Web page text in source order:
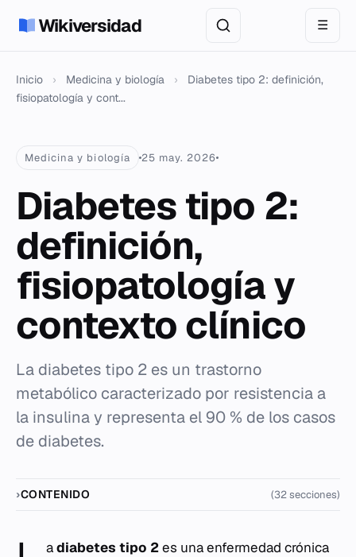
Wikiversidad ☰
Inicio › Medicina y biología ›
Diabetes tipo 2: definición,
fisiopatología y cont...
Medicina y biología 25 may. 2026
Diabetes tipo 2:
definición,
fisiopatología y
contexto clínico
La diabetes tipo 2 es un trastorno
metabólico caracterizado por resistencia a
la insulina y representa el 90 % de los casos
de diabetes.
CONTENIDO (32 secciones)
adiabetes tipo 2es una enfermedad crónica